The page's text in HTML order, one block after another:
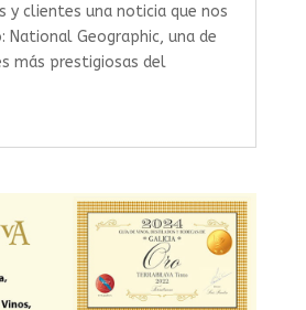
y clientes una noticia que nos
Geographic, una de
más prestigiosas del